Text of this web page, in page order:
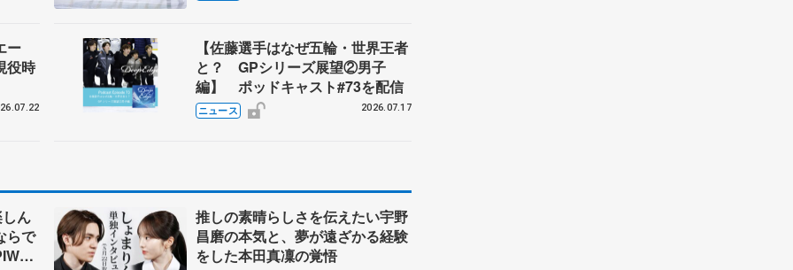
ー
役時
【佐藤選手はなぜ五輪・世界王者
と？ GPシリーズ展望②男子
編】 ポッドキャスト#73を配信
ニュース 2026.07.17
ん
らで
前
推しの素晴らしさを伝えたい宇野
昌磨の本気と、夢が遠ざかる経験
をした本田真凜の覚悟